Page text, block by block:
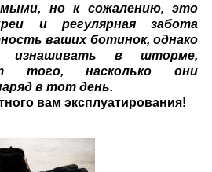
но к сожалению, это
и регулярная забота
ваших ботинок, однако
в шторме,
того, насколько они
в тот день.
вам эксплуатирования!